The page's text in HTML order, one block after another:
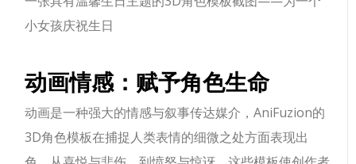
小女孩庆祝生日
动画情感：赋予角色生命
动画是一种强大的情感与叙事传达媒介，AniFuzion的
3D角色模板在捕捉人类表情的细微之处方面表现出